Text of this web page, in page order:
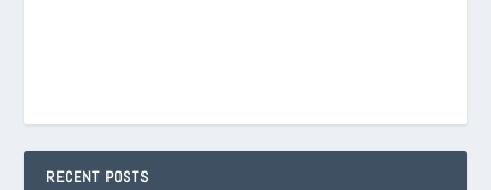
RECENT POSTS